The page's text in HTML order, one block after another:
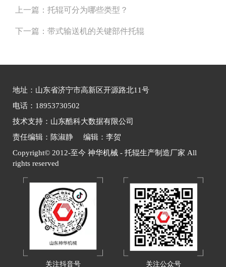
上一篇： 托辊可分为哪些类型？
下一篇： 带式输送机的关键部件托辊
地址：山东省济宁市高新区开源路北11号
电话：18953730502
技术支持：山东酷科大数据有限公司
责任编辑：陈淑静 编辑：李贺
Copyright© 2012-至今 神华机械 - 托辊生产制造厂家 All
rights reserved
关注抖音号 关注公众号